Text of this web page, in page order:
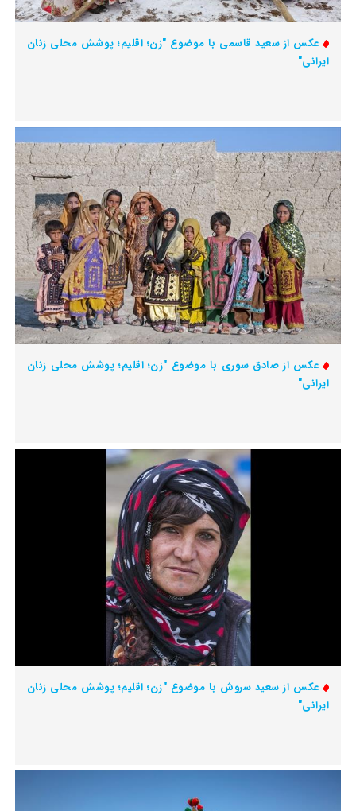
عکس از سعید قاسمی با موضوع "زن؛ اقلیم؛ پوشش محلی زنان
ایرانی"
عکس از صادق سوری با موضوع "زن؛ اقلیم؛ پوشش محلی زنان
ایرانی"
عکس از سعید سروش با موضوع "زن؛ اقلیم؛ پوشش محلی زنان
ایرانی"